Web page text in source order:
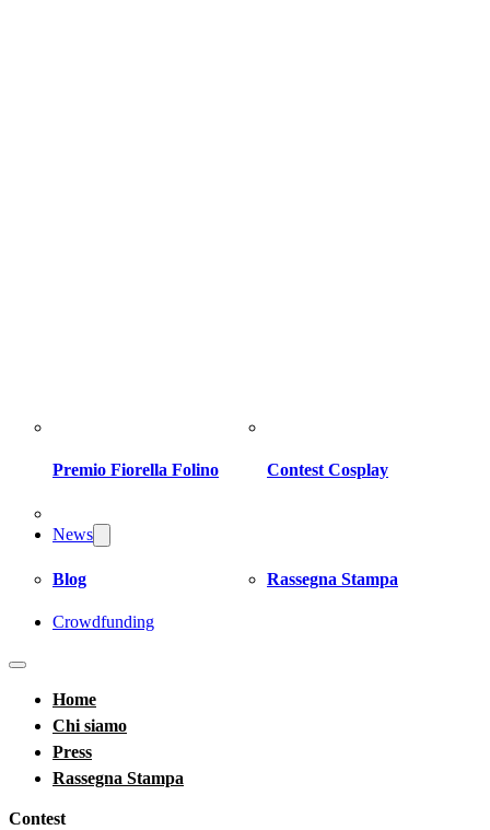
Premio Fiorella Folino Contest Cosplay
News
Blog Rassegna Stampa
Crowdfunding
Home
Chi siamo
Press
Rassegna Stampa
Contest